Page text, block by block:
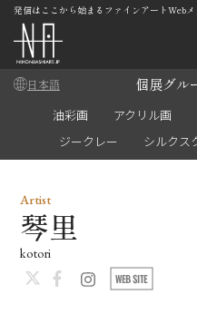
発信はここから始まるファインアートWebメ
日本語 個展グル
油彩画 アクリル画
ジークレー
シルクス
Artist
琴里
kotori